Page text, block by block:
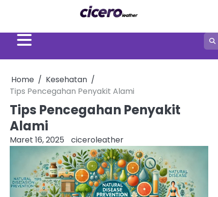
Home
Kesehatan
Tips Pencegahan Penyakit Alami
Tips Pencegahan Penyakit
Alami
Maret 16, 2025 ciceroleather